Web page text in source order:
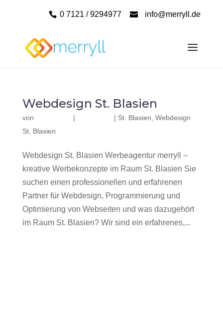
0 7121 / 9294977 info@merryll.de
Webdesign St. Blasien
von | | St. Blasien Webdesign
St. Blasien
Webdesign St. Blasien Werbeagentur merryll –
kreative Werbekonzepte im Raum St. Blasien Sie
suchen einen professionellen und erfahrenen
Partner für Webdesign, Programmierung und
Optimierung von Webseiten und was dazugehört
im Raum St. Blasien? Wir sind ein erfahrenes,...